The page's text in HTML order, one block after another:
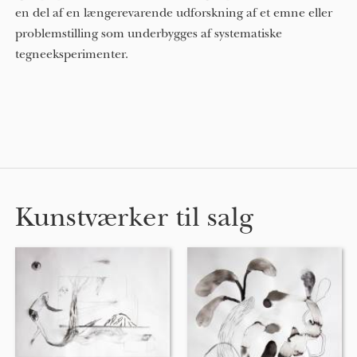
en del af en længerevarende udforskning af et emne eller
problemstilling som underbygges af systematiske
tegneeksperimenter.
Kunstværker til salg